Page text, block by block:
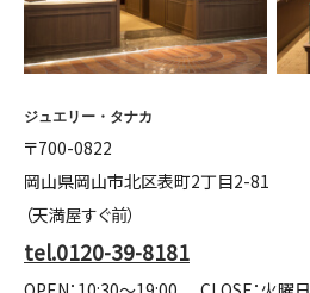
ジュエリー・タナカ
〒700-0822
岡山県岡山市北区表町2丁目2-81
（天満屋すぐ前）
tel.0120-39-8181